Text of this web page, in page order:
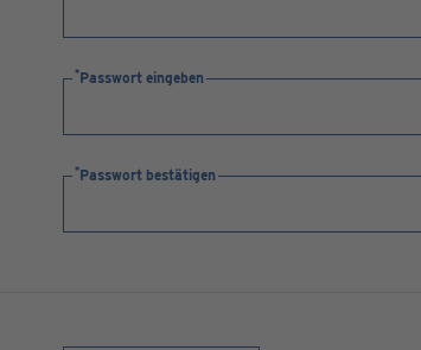
Passwort eingeben
Passwort bestätigen